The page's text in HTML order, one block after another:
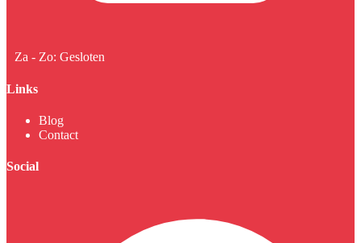
Za - Zo: Gesloten
Links
Blog
Contact
Social